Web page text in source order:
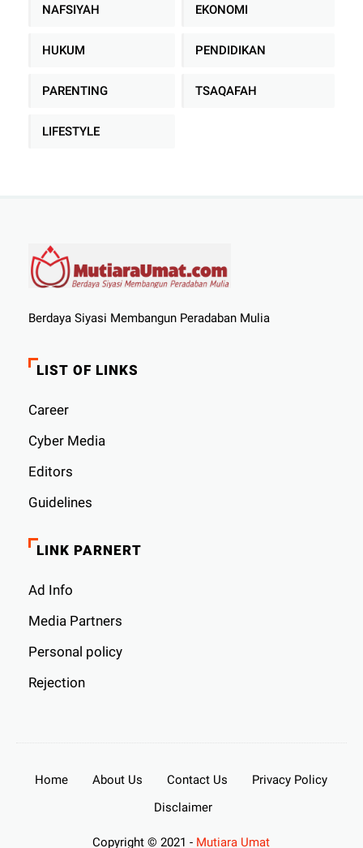
NAFSIYAH EKONOMI
HUKUM PENDIDIKAN
PARENTING TSAQAFAH
LIFESTYLE
Berdaya Siyasi Membangun Peradaban Mulia
LIST OF LINKS
Career
Cyber ​​Media
Editors
Guidelines
LINK PARNERT
Ad Info
Media Partners
Personal policy
Rejection
Home About Us Contact Us
Privacy Policy
Disclaimer
Copyright © 2021 - Mutiara Umat